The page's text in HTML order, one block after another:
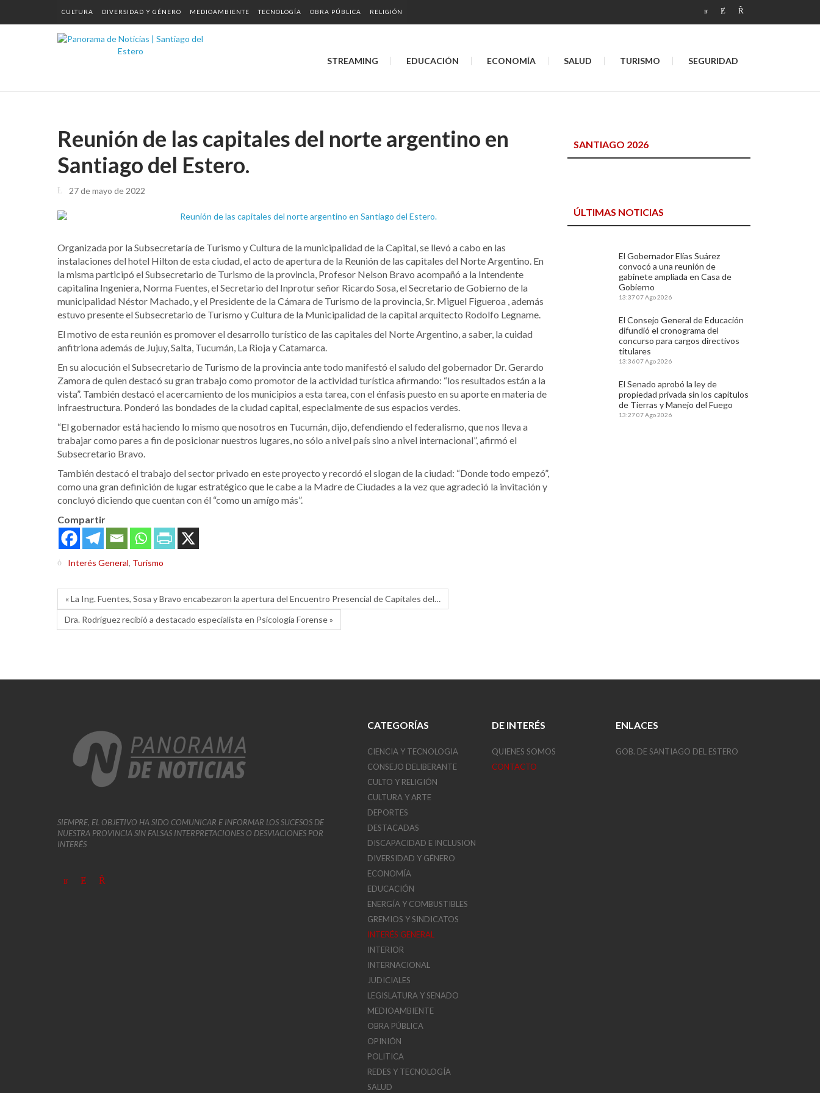
CULTURA DIVERSIDAD Y GÉNERO MEDIOAMBIENTE TECNOLOGÍA OBRA PÚBLICA RELIGIÓN
STREAMING EDUCACIÓN ECONOMÍA SALUD TURISMO SEGURIDAD
Reunión de las capitales del norte argentino en
Santiago del Estero.
27 de mayo de 2022
Organizada por la Subsecretaría de Turismo y Cultura de la municipalidad de la Capital, se llevó a cabo en las
instalaciones del hotel Hilton de esta ciudad, el acto de apertura de la Reunión de las capitales del Norte Argentino. En
la misma participó el Subsecretario de Turismo de la provincia, Profesor Nelson Bravo acompañó a la Intendente
capitalina Ingeniera, Norma Fuentes, el Secretario del Inprotur señor Ricardo Sosa, el Secretario de Gobierno de la
municipalidad Néstor Machado, y el Presidente de la Cámara de Turismo de la provincia, Sr. Miguel Figueroa , además
estuvo presente el Subsecretario de Turismo y Cultura de la Municipalidad de la capital arquitecto Rodolfo Legname.
El motivo de esta reunión es promover el desarrollo turístico de las capitales del Norte Argentino, a saber, la cuidad
anfitriona además de Jujuy, Salta, Tucumán, La Rioja y Catamarca.
En su alocución el Subsecretario de Turismo de la provincia ante todo manifestó el saludo del gobernador Dr. Gerardo
Zamora de quien destacó su gran trabajo como promotor de la actividad turística afirmando: “los resultados están a la
vista”. También destacó el acercamiento de los municipios a esta tarea, con el énfasis puesto en su aporte en materia de
infraestructura. Ponderó las bondades de la ciudad capital, especialmente de sus espacios verdes.
“El gobernador está haciendo lo mismo que nosotros en Tucumán, dijo, defendiendo el federalismo, que nos lleva a
trabajar como pares a fin de posicionar nuestros lugares, no sólo a nivel país sino a nivel internacional”, afirmó el
Subsecretario Bravo.
También destacó el trabajo del sector privado en este proyecto y recordó el slogan de la ciudad: “Donde todo empezó”,
como una gran definición de lugar estratégico que le cabe a la Madre de Ciudades a la vez que agradeció la invitación y
concluyó diciendo que cuentan con él “como un amígo más”.
Compartir
Interés General, Turismo
« La Ing. Fuentes, Sosa y Bravo encabezaron la apertura del Encuentro Presencial de Capitales del…
Dra. Rodríguez recibió a destacado especialista en Psicología Forense »
SANTIAGO 2026
ÚLTIMAS NOTICIAS
El Gobernador Elías Suárez
convocó a una reunión de
gabinete ampliada en Casa de
Gobierno
13:3707 Ago 2026
El Consejo General de Educación
difundió el cronograma del
concurso para cargos directivos
titulares
13:3607 Ago 2026
El Senado aprobó la ley de
propiedad privada sin los capítulos
de Tierras y Manejo del Fuego
13:2707 Ago 2026
SIEMPRE, EL OBJETIVO HA SIDO COMUNICAR E INFORMAR LOS SUCESOS DE
NUESTRA PROVINCIA SIN FALSAS INTERPRETACIONES O DESVIACIONES POR
INTERÉS
CATEGORÍAS
CIENCIA Y TECNOLOGIA
CONSEJO DELIBERANTE
CULTO Y RELIGIÓN
CULTURA Y ARTE
DEPORTES
DESTACADAS
DISCAPACIDAD E INCLUSION
DIVERSIDAD Y GÉNERO
ECONOMÍA
EDUCACIÓN
ENERGÍA Y COMBUSTIBLES
GREMIOS Y SINDICATOS
INTERÉS GENERAL
INTERIOR
INTERNACIONAL
JUDICIALES
LEGISLATURA Y SENADO
MEDIOAMBIENTE
OBRA PÚBLICA
OPINIÓN
POLITICA
REDES Y TECNOLOGÍA
SALUD
DE INTERÉS
QUIENES SOMOS
CONTACTO
ENLACES
GOB. DE SANTIAGO DEL ESTERO